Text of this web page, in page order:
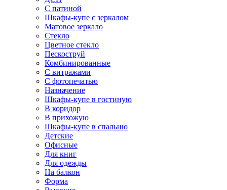
С патиной
Шкафы-купе с зеркалом
Матовое зеркало
Стекло
Цветное стекло
Пескоструй
Комбинированные
С витражами
С фотопечатью
Назначение
Шкафы-купе в гостиную
В коридор
В прихожую
Шкафы-купе в спальню
Детские
Офисные
Для книг
Для одежды
На балкон
Форма